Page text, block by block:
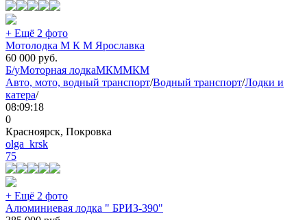
+ Ещё 2 фото
Мотолодка М К М Ярославка
60 000 руб.
Б/уМоторная лодкаМКММКМ
Авто, мото, водный транспорт/Водный транспорт/Лодки и
катера/
08:09:18
0
Красноярск, Покровка
olga_krsk
75
+ Ещё 2 фото
Алюминиевая лодка " БРИЗ-390"